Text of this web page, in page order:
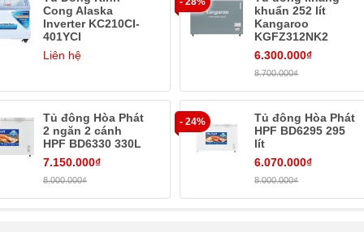
kính cong
bày hàng với 2 cánh kính cong lùa chịu lực. dung tích 700
Cong Alaska
Inverter KC210CI-
401YCI
Liên hệ
khuẩn 252 lít
Kangaroo
KGFZ312NK2
6.300.000₫
8.700.000₫
Tủ đông Hòa Phát
2 ngăn 2 cánh
HPF BD6330 330L
7.150.000₫
8.000.000₫
- 24%
Tủ đông Hòa Phát
HPF BD6295 295
lít
6.070.000₫
8.000.000₫